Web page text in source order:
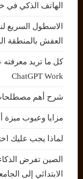
الهاتف الذكي في
الاسطول السريع
العفش بالمنطقة
كل ما تريد
ChatGPT Work
شرح أهم
مزايا وعيوب
لماذا يجب عليك
الصين تفرض
الابتدائي إلى